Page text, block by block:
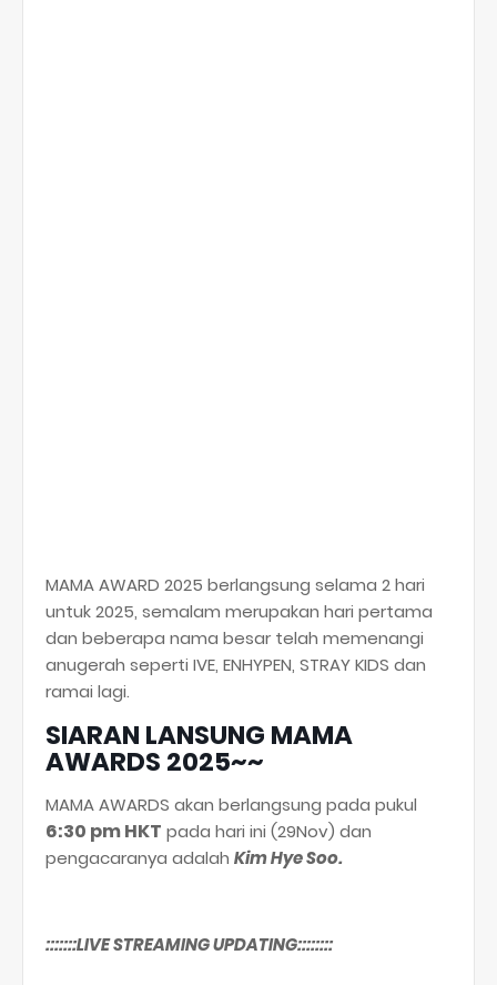
MAMA AWARD 2025 berlangsung selama 2 hari
untuk 2025, semalam merupakan hari pertama
dan beberapa nama besar telah memenangi
anugerah seperti IVE, ENHYPEN, STRAY KIDS dan
ramai lagi.
SIARAN LANSUNG MAMA
AWARDS 2025~~
MAMA AWARDS akan berlangsung pada pukul
6:30 pm HKT pada hari ini (29Nov) dan
pengacaranya adalah Kim Hye Soo.
:::::::LIVE STREAMING UPDATING::::::::